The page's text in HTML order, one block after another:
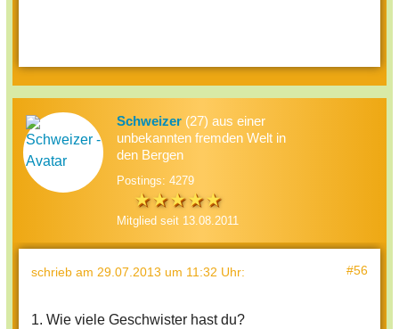
Schweizer (27) aus einer
unbekannten fremden Welt in
den Bergen
Postings: 4279
Mitglied seit 13.08.2011
schrieb am 29.07.2013 um 11:32 Uhr: #56
1. Wie viele Geschwister hast du?